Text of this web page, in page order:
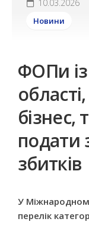
10.03.2026
Новини
ФОПи із
бізнес,
подати
збитків
У
перелік